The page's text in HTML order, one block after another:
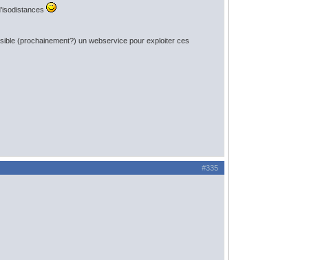
(prochainement?) un webservice pour exploiter ces
#335